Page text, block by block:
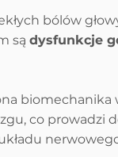
bólów
są dysfunkcje
biomechanika
co prowadzi